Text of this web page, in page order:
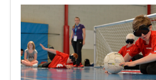
Home
Über uns
Torball
Schießen
Schi Alpin